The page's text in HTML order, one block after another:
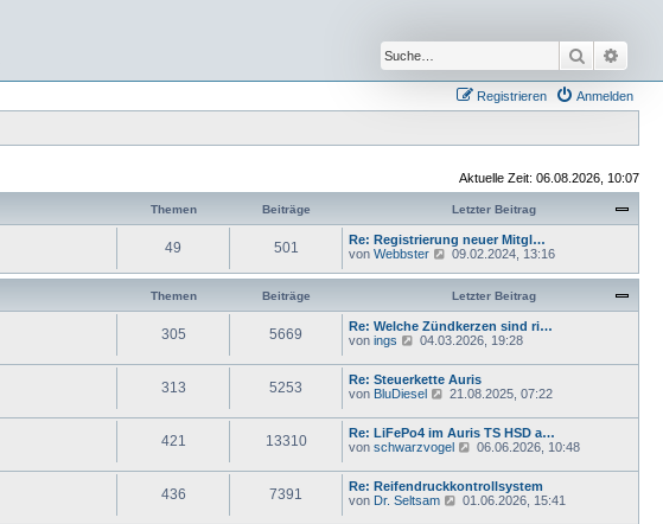
Suche
Anmelden
Registrieren
Aktuelle Zeit: 06.08.2026, 10:07
Themen Beiträge Letzter Beitrag
49 501
Re: Registrierung neuer Mitgl…
von Webbster
N
u
e
s
t
e
B
e
r
a
g
09.02.2024, 13:16
Themen Beiträge Letzter Beitrag
305 5669
Re: Welche Zündkerzen sind ri…
von ings
N
u
e
s
r
B
i
t
r
04.03.2026, 19:28
313 5253
Re: Steuerkette Auris
von BluDiesel
N
u
e
s
r
B
21.08.2025, 07:22
421 13310
Re: LiFePo4 im Auris TS HSD a…
von schwarzvogel
N
u
e
s
06.06.2026, 10:48
436 7391
Re: Reifendruckkontrollsystem
von Dr. Seltsam
N01.06.2026, 15:41